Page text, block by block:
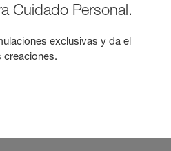
Cuidado Personal.
exclusivas y da el
creaciones.